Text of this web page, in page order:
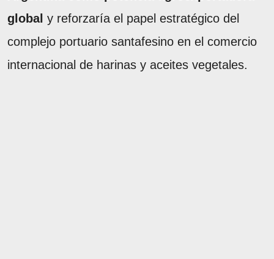
global y reforzaría el papel estratégico del
complejo portuario santafesino en el comercio
internacional de harinas y aceites vegetales.